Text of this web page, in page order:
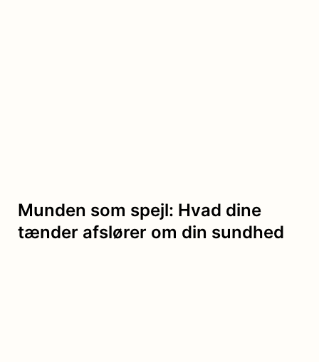
Munden som spejl: Hvad dine
tænder afslører om din sundhed